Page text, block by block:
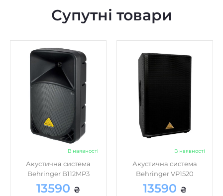
Супутні товари
В наявності
Акустична система
Behringer B112MP3
13590 ₴
В наявності
Акустична система
Behringer VP1520
13590 ₴